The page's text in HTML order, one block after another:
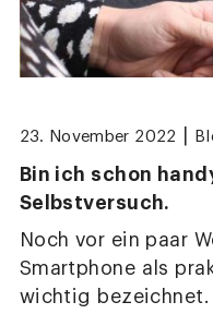
23. November 2022
Bin ich schon
Selbstversuch.
Noch vor ein paar
Smartphone als
wichtig bezeichnet.